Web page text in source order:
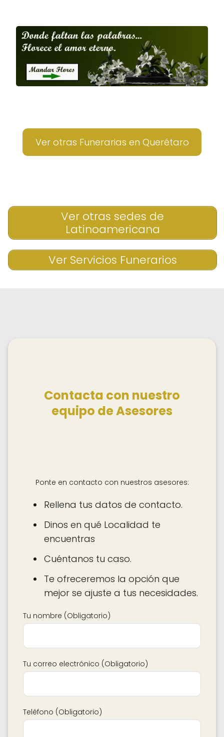
Ver otras Funerarias en Querétaro
Ver otras sedes de
Latinoamericana
Ver Servicios Funerarios
Contacta con nuestro
equipo de Asesores
Ponte en contacto con nuestros asesores:
Rellena tus datos de contacto.
Dinos en qué Localidad te
encuentras
Cuéntanos tu caso.
Te ofreceremos la opción que
mejor se ajuste a tus necesidades.
Tu nombre (Obligatorio)
Tu correo electrónico (Obligatorio)
Teléfono (Obligatorio)